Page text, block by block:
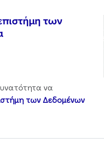
των
να
των Δεδομένων